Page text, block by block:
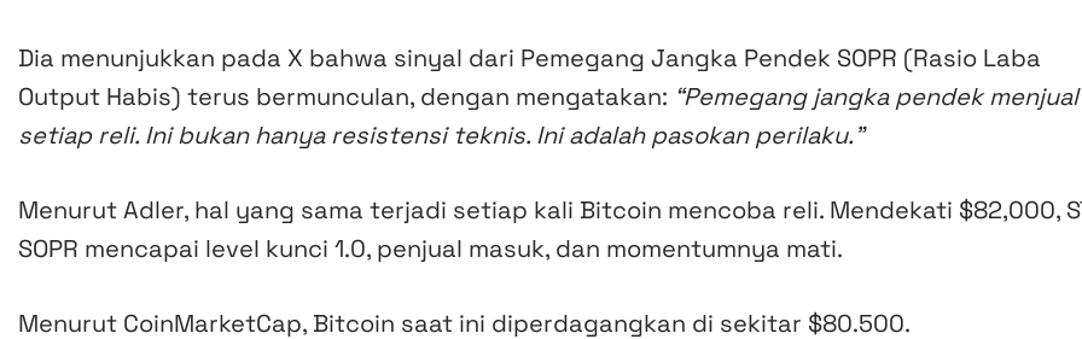
Dia menunjukkan pada X bahwa sinyal dari Pemegang Jangka Pendek SOPR (Rasio Laba
Output Habis) terus bermunculan, dengan mengatakan: “Pemegang jangka pendek
setiap reli. Ini bukan hanya resistensi teknis. Ini adalah pasokan perilaku.”
Menurut Adler, hal yang sama terjadi setiap kali Bitcoin mencoba reli. Mendekati $82,000,
SOPR mencapai level kunci 1.0, penjual masuk, dan momentumnya mati.
Menurut CoinMarketCap, Bitcoin saat ini diperdagangkan di sekitar $80.500.